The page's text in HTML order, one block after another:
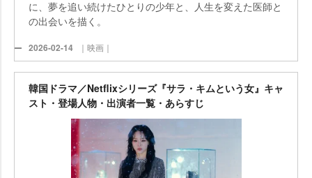
に、夢を追い続けたひとりの少年と、人生を変えた医師と
の出会いを描く。
2026-02-14 ｜映画｜
韓国ドラマ／Netflixシリーズ『サラ・キムという女』キャ
スト・登場人物・出演者一覧・あらすじ